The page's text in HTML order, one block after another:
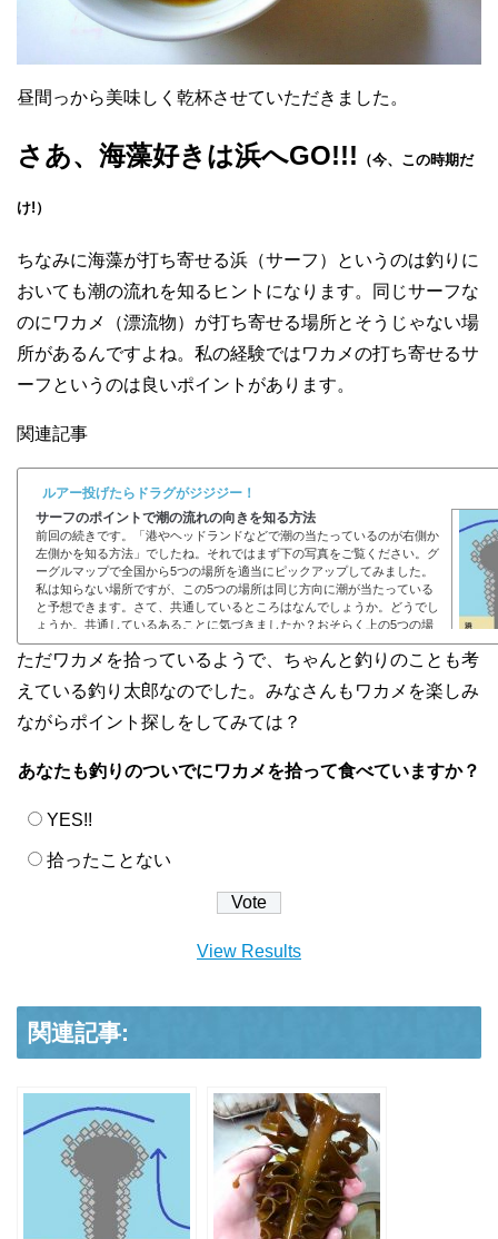
昼間っから美味しく乾杯させていただきました。
さあ、海藻好きは浜へGO!!! （今、この時期だ
け!）
ちなみに海藻が打ち寄せる浜（サーフ）というのは釣りに
おいても潮の流れを知るヒントになります。同じサーフな
のにワカメ（漂流物）が打ち寄せる場所とそうじゃない場
所があるんですよね。私の経験ではワカメの打ち寄せるサ
ーフというのは良いポイントがあります。
関連記事
ルアー投げたらドラグがジジジー！
サーフのポイントで潮の流れの向きを知る方法
前回の続きです。「港やヘッドランドなどで潮の当たっているのが右側か
左側かを知る方法」でしたね。それではまず下の写真をご覧ください。グ
ーグルマップで全国から5つの場所を適当にピックアップしてみました。
私は知らない場所ですが、この5つの場所は同じ方向に潮が当たっている
と予想できます。さて、共通しているところはなんでしょうか。どうでし
ょうか。共通しているあることに気づきましたか？おそらく上の5つの場
所はすべて右側が潮の当たる場所だと思います。下のような潮の流れで
す。共通していることはもうおわかりですね...
ただワカメを拾っているようで、ちゃんと釣りのことも考
えている釣り太郎なのでした。みなさんもワカメを楽しみ
ながらポイント探しをしてみては？
あなたも釣りのついでにワカメを拾って食べていますか？
YES!!
拾ったことない
View Results
関連記事: